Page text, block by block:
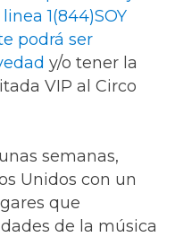
1(844)SOY
podrá ser
y/o tener la
VIP al Circo
semanas,
Unidos con un
que
de la música